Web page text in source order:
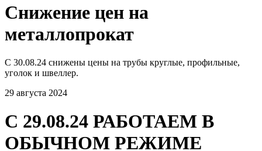
Снижение цен на
металлопрокат
С 30.08.24 снижены цены на трубы круглые, профильные,
уголок и швеллер.
29 августа 2024
С 29.08.24 РАБОТАЕМ В
ОБЫЧНОМ РЕЖИМЕ